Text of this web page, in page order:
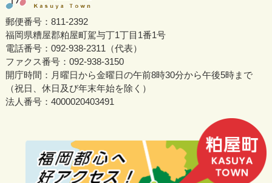
郵便番号：811-2392
福岡県糟屋郡粕屋町駕与丁1丁目1番1号
電話番号：092-938-2311（代表）
ファクス番号：092-938-3150
開庁時間：月曜日から金曜日の午前8時30分から午後5時まで
（祝日、休日及び年末年始を除く）
法人番号：4000020403491